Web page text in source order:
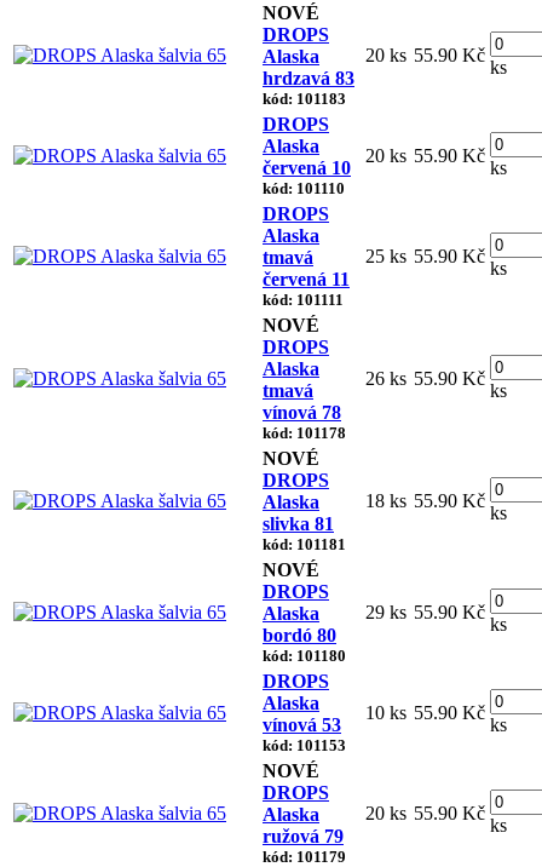
NOVÉ
DROPS
Alaska
hrdzavá 83
kód: 101183
20 ks 55.90 Kč
ks
DROPS
Alaska
červená 10
kód: 101110
20 ks 55.90 Kč
ks
DROPS
Alaska
tmavá
červená 11
kód: 101111
25 ks 55.90 Kč
ks
NOVÉ
DROPS
Alaska
tmavá
vínová 78
kód: 101178
26 ks 55.90 Kč
ks
NOVÉ
DROPS
Alaska
slivka 81
kód: 101181
18 ks 55.90 Kč
ks
NOVÉ
DROPS
Alaska
bordó 80
kód: 101180
29 ks 55.90 Kč
ks
DROPS
Alaska
vínová 53
kód: 101153
10 ks 55.90 Kč
ks
NOVÉ
DROPS
Alaska
ružová 79
kód: 101179
20 ks 55.90 Kč
ks